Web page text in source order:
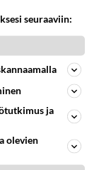
viestiä.
seuraaviin:
ja
olevien